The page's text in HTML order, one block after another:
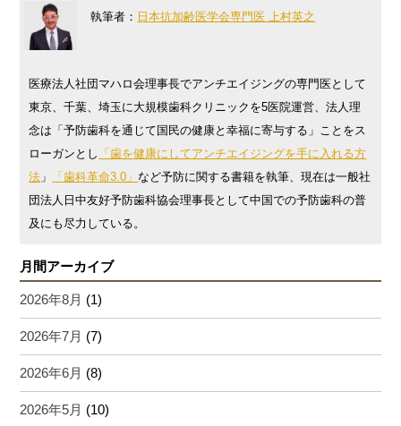
執筆者： 日本抗加齢医学会専門医 上村英之
医療法人社団マハロ会理事長でアンチエイジングの専門医として
東京、千葉、埼玉に大規模歯科クリニックを5医院運営、法人理
念は「予防歯科を通じて国民の健康と幸福に寄与する」ことをス
ローガンとし 「歯を健康にしてアンチエイジングを手に入れる方
法 」 「歯科革命3.0」 など予防に関する書籍を執筆、現在は一般社
団法人日中友好予防歯科協会理事長として中国での予防歯科の普
及にも尽力している。
月間アーカイブ
2026年8月 (1)
2026年7月 (7)
2026年6月 (8)
2026年5月 (10)